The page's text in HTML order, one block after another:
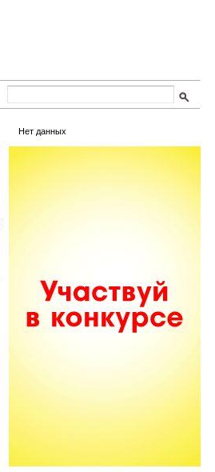
Нет данных